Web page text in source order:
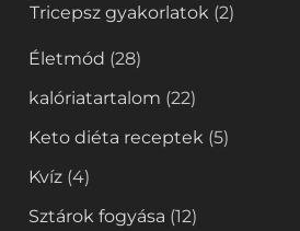
Tricepsz gyakorlatok (2)
Életmód (28)
kalóriatartalom (22)
Keto diéta receptek (5)
Kvíz (4)
Sztárok fogyása (12)